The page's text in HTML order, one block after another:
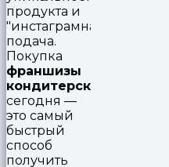
продукта и
"инстаграмная"
подача.
Покупка
франшизы
кондитерской
сегодня —
это самый
быстрый
способ
получить